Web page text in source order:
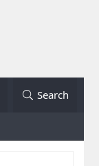
Search